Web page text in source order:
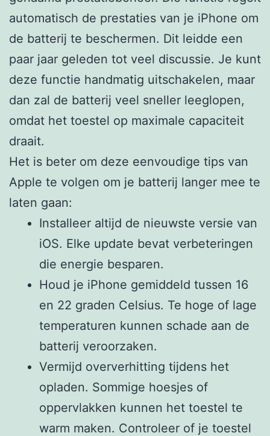
automatisch de prestaties van je iPhone om
de batterij te beschermen. Dit leidde een
paar jaar geleden tot veel discussie. Je kunt
deze functie handmatig uitschakelen, maar
dan zal de batterij veel sneller leeglopen,
omdat het toestel op maximale capaciteit
draait.
Het is beter om deze eenvoudige tips van
Apple te volgen om je batterij langer mee te
laten gaan:
Installeer altijd de nieuwste versie van
iOS. Elke update bevat verbeteringen
die energie besparen.
Houd je iPhone gemiddeld tussen 16
en 22 graden Celsius. Te hoge of lage
temperaturen kunnen schade aan de
batterij veroorzaken.
Vermijd oververhitting tijdens het
opladen. Sommige hoesjes of
oppervlakken kunnen het toestel te
warm maken. Controleer of je toestel